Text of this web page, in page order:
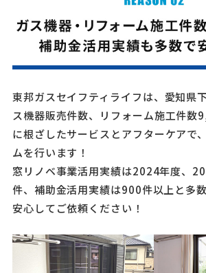
東邦ガスセイフティライフは、愛知県
ス機器販売件数、リフォーム施工件数
に根ざしたサービスとアフターケアで
ムを行います！
窓リノベ事業活用実績は2024年度、
件、補助金活用実績は900件以上と多数
安心してご依頼ください！